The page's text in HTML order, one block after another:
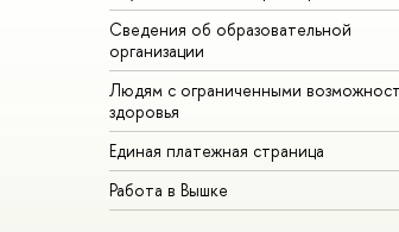
Сведения об образовательной
организации
Людям с ограниченными
здоровья
Единая платежная страница
Работа в Вышке